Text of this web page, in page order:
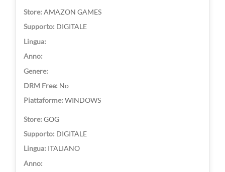
AMAZON GAMES
DIGITALE
No
WINDOWS
GOG
DIGITALE
ITALIANO